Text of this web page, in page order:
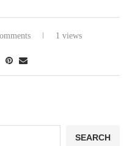
1 views
SEARCH